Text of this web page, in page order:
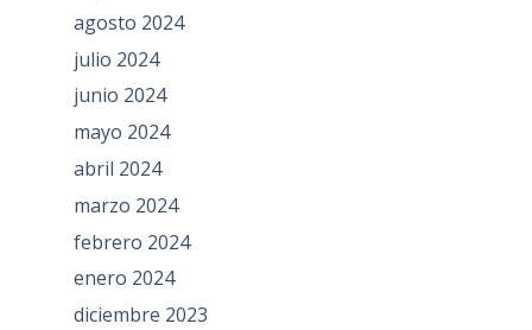
agosto 2024
julio 2024
junio 2024
mayo 2024
abril 2024
marzo 2024
febrero 2024
enero 2024
diciembre 2023